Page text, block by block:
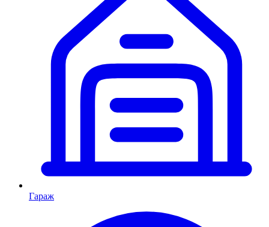
Гараж